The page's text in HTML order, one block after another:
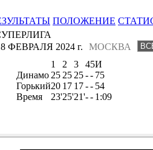
ПОЛОЖЕНИЕ
МОСКВА
ФЕВРАЛЯ 2024 г.
1 2 3 45И
Динамо 25 25 25-- 75
Горький20 17 17-- 54
Время
23'25'21'-- 1:09